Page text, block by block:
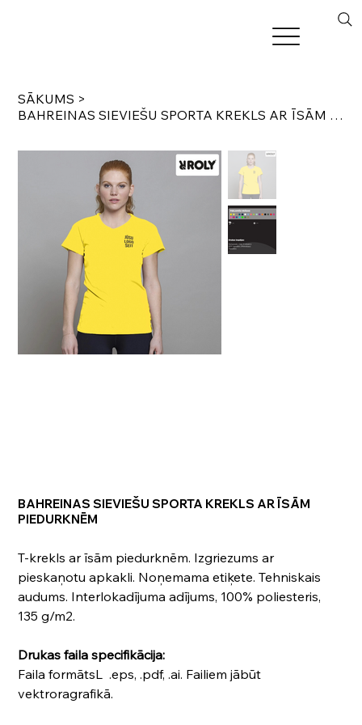
SĀKUMS >
BAHREINAS SIEVIEŠU SPORTA KREKLS AR ĪSĀM PIEDURKNĒM
BAHREINAS SIEVIEŠU SPORTA KREKLS AR ĪSĀM
PIEDURKNĒM
T-krekls ar īsām piedurknēm. Izgriezums ar
pieskaņotu apkakli. Noņemama etiķete. Tehniskais
audums. Interlokadījuma adījums, 100% poliesteris,
135 g/m2.
Drukas faila specifikācija:
Faila formātsL .eps, .pdf, .ai. Failiem jābūt
vektroragrafikā.